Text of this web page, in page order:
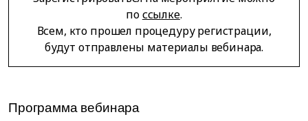
поссылке.
Всем, кто прошел процедуру регистрации,
будут отправлены материалы вебинара.
Программа вебинара